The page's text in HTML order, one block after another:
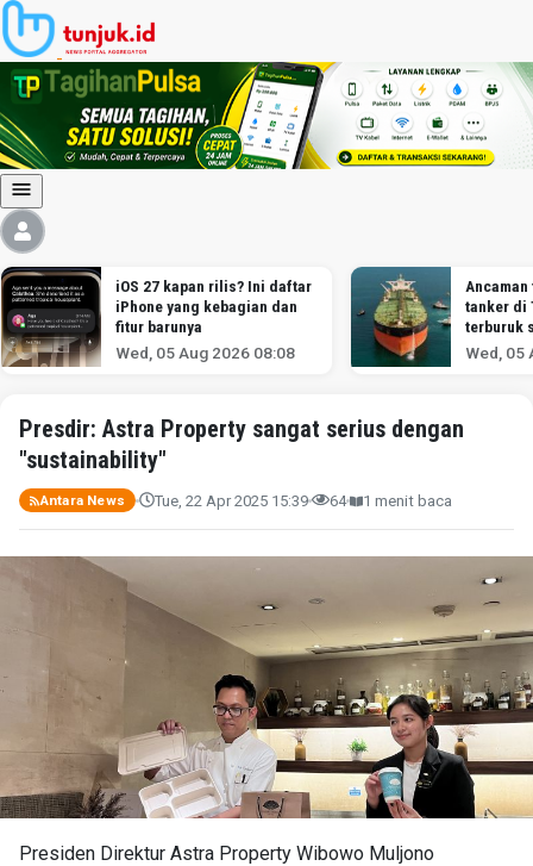
iOS 27 kapan rilis? Ini daftar
iPhone yang kebagian dan
fitur barunya
Wed, 05 Aug 2026 08:08
tanker di
terburuk
melawan
menurut
Wed, 05
Presdir: Astra Property sangat serius dengan
"sustainability"
Antara News Tue, 22 Apr 2025 15:39 64 1 menit baca
Presiden Direktur Astra Property Wibowo Muljono